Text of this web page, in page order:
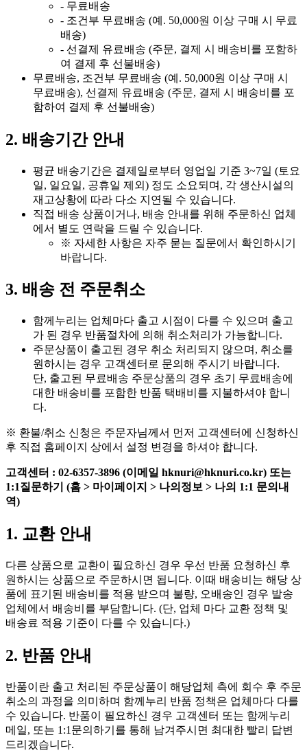
- 무료배송
- 조건부 무료배송 (예. 50,000원 이상 구매 시 무료
배송)
- 선결제 유료배송 (주문, 결제 시 배송비를 포함하
여 결제 후 선불배송)
무료배송, 조건부 무료배송 (예. 50,000원 이상 구매 시
무료배송), 선결제 유료배송 (주문, 결제 시 배송비를 포
함하여 결제 후 선불배송)
2. 배송기간 안내
평균 배송기간은 결제일로부터 영업일 기준 3~7일 (토요
일, 일요일, 공휴일 제외) 정도 소요되며, 각 생산시설의
재고상황에 따라 다소 지연될 수 있습니다.
직접 배송 상품이거나, 배송 안내를 위해 주문하신 업체
에서 별도 연락을 드릴 수 있습니다.
※ 자세한 사항은 자주 묻는 질문에서 확인하시기
바랍니다.
3. 배송 전 주문취소
함께누리는 업체마다 출고 시점이 다를 수 있으며 출고
가 된 경우 반품절차에 의해 취소처리가 가능합니다.
주문상품이 출고된 경우 취소 처리되지 않으며, 취소를
원하시는 경우 고객센터로 문의해 주시기 바랍니다.
단, 출고된 무료배송 주문상품의 경우 초기 무료배송에
대한 배송비를 포함한 반품 택배비를 지불하셔야 합니
다.
※ 환불/취소 신청은 주문자님께서 먼저 고객센터에 신청하신
후 직접 홈페이지 상에서 설정 변경을 하셔야 합니다.
고객센터 : 02-6357-3896 (이메일 hknuri@hknuri.co.kr) 또는
1:1질문하기 (홈 > 마이페이지 > 나의정보 > 나의 1:1 문의내
역)
1. 교환 안내
다른 상품으로 교환이 필요하신 경우 우선 반품 요청하신 후
원하시는 상품으로 주문하시면 됩니다. 이때 배송비는 해당 상
품에 표기된 배송비를 적용 받으며 불량, 오배송인 경우 발송
업체에서 배송비를 부담합니다. (단, 업체 마다 교환 정책 및
배송료 적용 기준이 다를 수 있습니다.)
2. 반품 안내
반품이란 출고 처리된 주문상품이 해당업체 측에 회수 후 주문
취소의 과정을 의미하며 함께누리 반품 정책은 업체마다 다를
수 있습니다. 반품이 필요하신 경우 고객센터 또는 함께누리
메일, 또는 1:1문의하기를 통해 남겨주시면 최대한 빨리 답변
드리겠습니다.